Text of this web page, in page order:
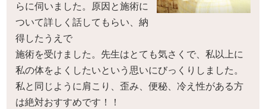
らに伺いました。原因と施術に
ついて詳しく話してもらい、納
得したうえで
施術を受けました。先生はとても気さくで、私以上に
私の体をよくしたいという思いにびっくりしました。
私と同じように肩こり、歪み、便秘、冷え性がある方
は絶対おすすめです！！